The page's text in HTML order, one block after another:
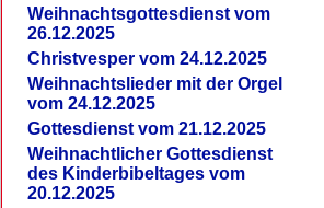
Weihnachtsgottesdienst vom
26.12.2025
Christvesper vom 24.12.2025
Weihnachtslieder mit der Orgel
vom 24.12.2025
Gottesdienst vom 21.12.2025
Weihnachtlicher Gottesdienst
des Kinderbibeltages vom
20.12.2025